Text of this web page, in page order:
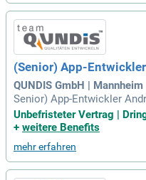
(Senior) App-
QUNDIS GmbH | Mannheim
Senior) App-Entwickler
t, ab sofort an einem
Mannheim oder Maribor
-App zum Parametrieren
Unbefristeter Vertrag |
+ weitere Benefits
mehr erfahren